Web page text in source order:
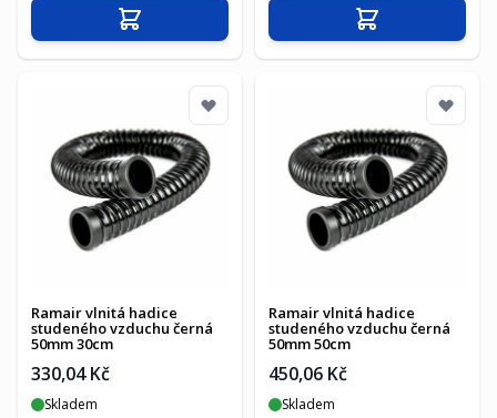
Přidat do košíku Přidat do košíku
Ramair vlnitá hadice
studeného vzduchu černá
50mm 30cm
330,04 Kč
Skladem
Ramair vlnitá hadice
studeného vzduchu černá
50mm 50cm
450,06 Kč
Skladem